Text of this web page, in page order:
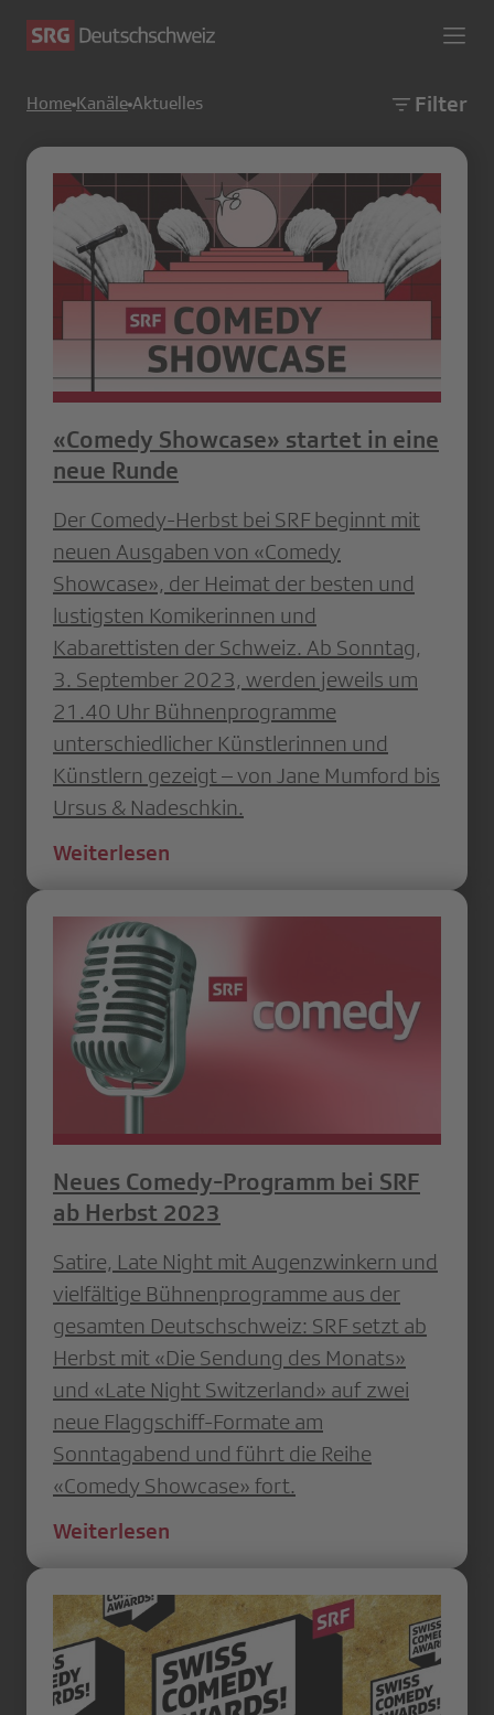
Home Kanäle Aktuelles Filter
«Comedy Showcase» startet in eine
neue Runde
Der Comedy-Herbst bei SRF beginnt mit
neuen Ausgaben von «Comedy
Showcase», der Heimat der besten und
lustigsten Komikerinnen und
Kabarettisten der Schweiz. Ab Sonntag,
3. September 2023, werden jeweils um
21.40 Uhr Bühnenprogramme
unterschiedlicher Künstlerinnen und
Künstlern gezeigt – von Jane Mumford bis
Ursus & Nadeschkin.
Weiterlesen
Neues Comedy-Programm bei SRF
ab Herbst 2023
Satire, Late Night mit Augenzwinkern und
vielfältige Bühnenprogramme aus der
gesamten Deutschschweiz: SRF setzt ab
Herbst mit «Die Sendung des Monats»
und «Late Night Switzerland» auf zwei
neue Flaggschiff-Formate am
Sonntagabend und führt die Reihe
«Comedy Showcase» fort.
Weiterlesen